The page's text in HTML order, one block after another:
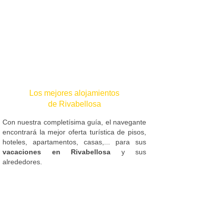
Los mejores alojamientos
de Rivabellosa
Con nuestra completísima guía, el navegante
encontrará la mejor oferta turística de pisos,
hoteles, apartamentos, casas,... para sus
vacaciones en Rivabellosa y sus
alrededores.